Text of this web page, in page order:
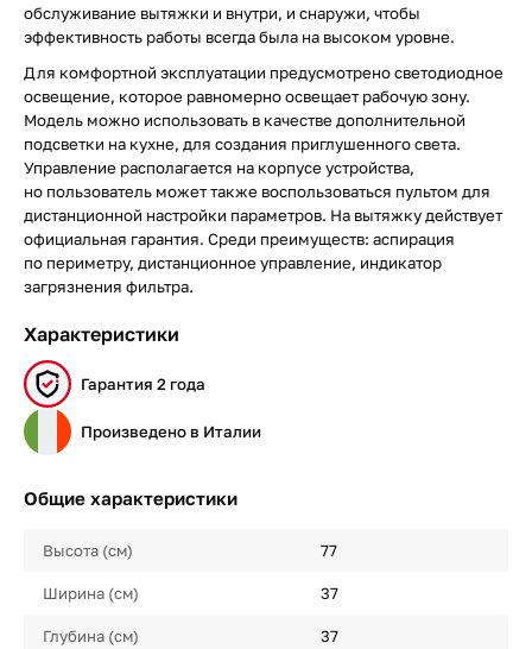
обслуживание вытяжки и внутри, и снаружи, чтобы
эффективность работы всегда была на высоком уровне.
Для комфортной эксплуатации предусмотрено светодиодное
освещение, которое равномерно освещает рабочую зону.
Модель можно использовать в качестве дополнительной
подсветки на кухне, для создания приглушенного света.
Управление располагается на корпусе устройства,
но пользователь может также воспользоваться пультом для
дистанционной настройки параметров. На вытяжку действует
официальная гарантия. Среди преимуществ: аспирация
по периметру, дистанционное управление, индикатор
загрязнения фильтра.
Характеристики
Гарантия 2 года
Произведено в Италии
Общие характеристики
Высота (см) 77
Ширина (см) 37
Глубина (см) 37